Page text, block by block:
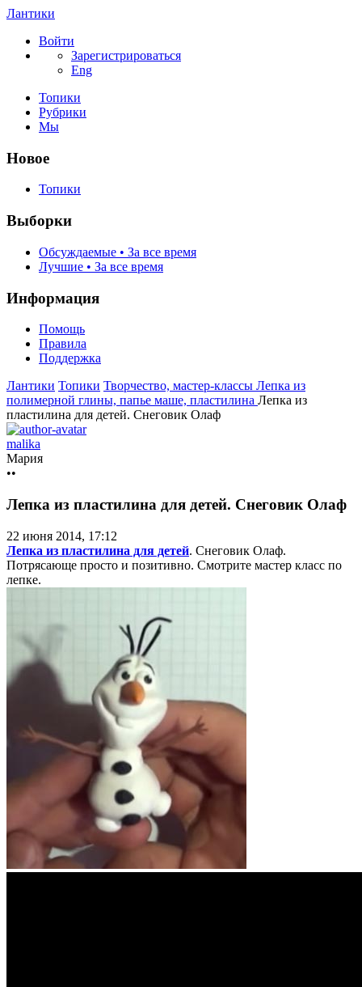
Лантики
Войти
Зарегистрироваться
Eng
Топики
Рубрики
Мы
Новое
Топики
Выборки
Обсуждаемые • За все время
Лучшие • За все время
Информация
Помощь
Правила
Поддержка
Лантики Топики Творчество, мастер-классы Лепка из
полимерной глины, папье маше, пластилина Лепка из
пластилина для детей. Снеговик Олаф
malika
Мария
••
Лепка из пластилина для детей. Снеговик Олаф
22 июня 2014, 17:12
Лепка из пластилина для детей. Снеговик Олаф.
Потрясающе просто и позитивно. Смотрите мастер класс по
лепке.